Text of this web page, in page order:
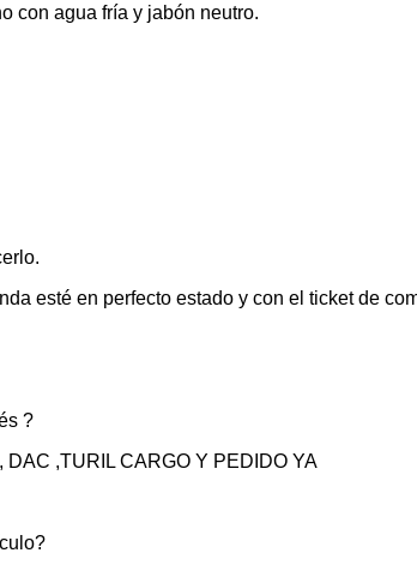
con agua fría y jabón neutro.
esté en perfecto estado y con el ticket de
?
DAC ,TURIL CARGO Y PEDIDO YA